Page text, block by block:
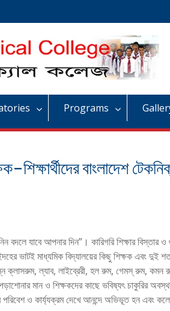
Programs
শিক্ষার্থীদের বাংলাদেশ
বদলে যাবে আপনার দিন”। কারিগরি শিক্ষার
ভাটই মাধ্যমিক বিদ্যালয়ের কিছু শিক্ষক এবং দুই
ক্লাসরুম, ল্যাব, লাইব্রেরী, হল রুম, গেমস্ রুম, কমন
মান ও শিক্ষকদের কাছে ভবিষ্যৎ চাকুরির
ও কার্য্যক্রম দেখে আনন্দে অভিভূত হন এবং